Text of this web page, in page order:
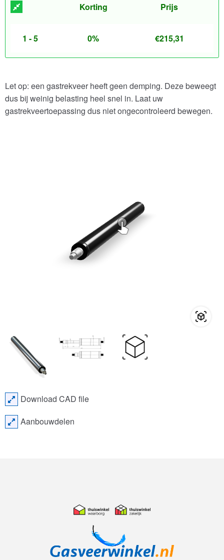
Korting Prijs
1 - 5 0% €215,31
Let op: een gastrekveer heeft geen demping. Deze beweegt
dus bij weinig belasting heel snel in. Laat uw
gastrekveertoepassing dus niet ongecontroleerd bewegen.
Download CAD file
Aanbouwdelen